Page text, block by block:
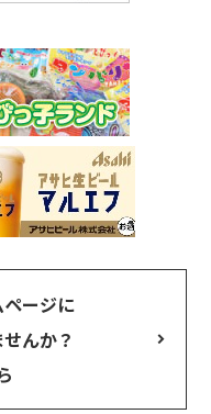
ージに
んか？